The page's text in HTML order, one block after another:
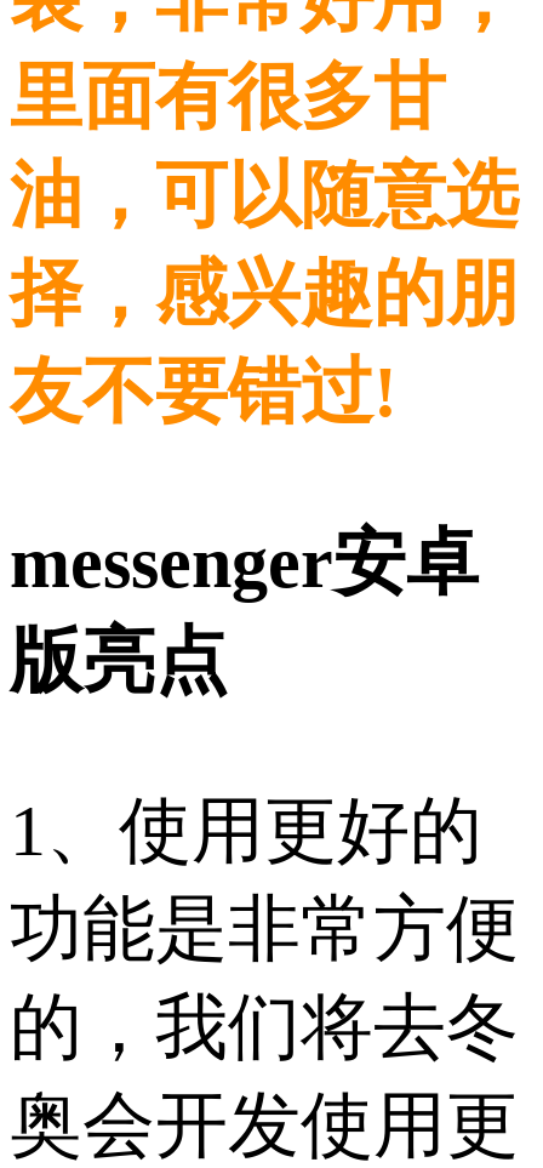
里面有很多甘
油，可以随意选
择，感兴趣的朋
友不要错过!
messenger安卓
版亮点
1、使用更好的
功能是非常方便
的，我们将去冬
奥会开发使用更